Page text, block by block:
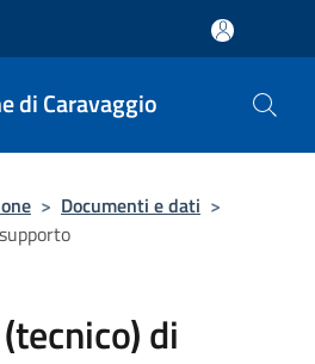
di Caravaggio
> Documenti e dati >
di